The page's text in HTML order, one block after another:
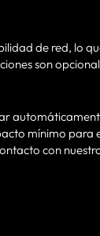
de red, lo
son
mínimo para
con